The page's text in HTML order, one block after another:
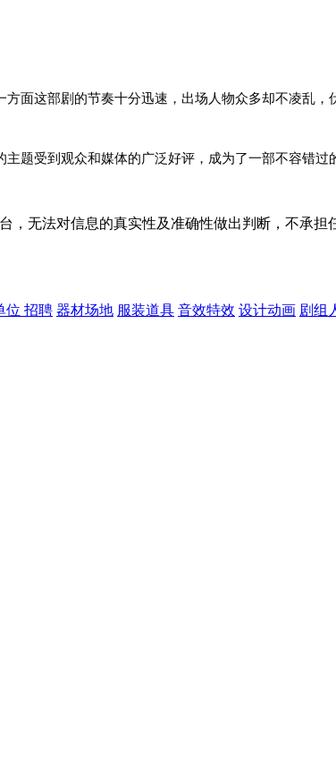
面这部剧的节奏十分迅速，出场人物众多却不凌乱
题受到观众和媒体的广泛好评，成为了一部不容错过
，无法对信息的真实性及准确性做出判断，不承
位 招聘 器材场地 服装道具 音效特效 设计动画 剧组